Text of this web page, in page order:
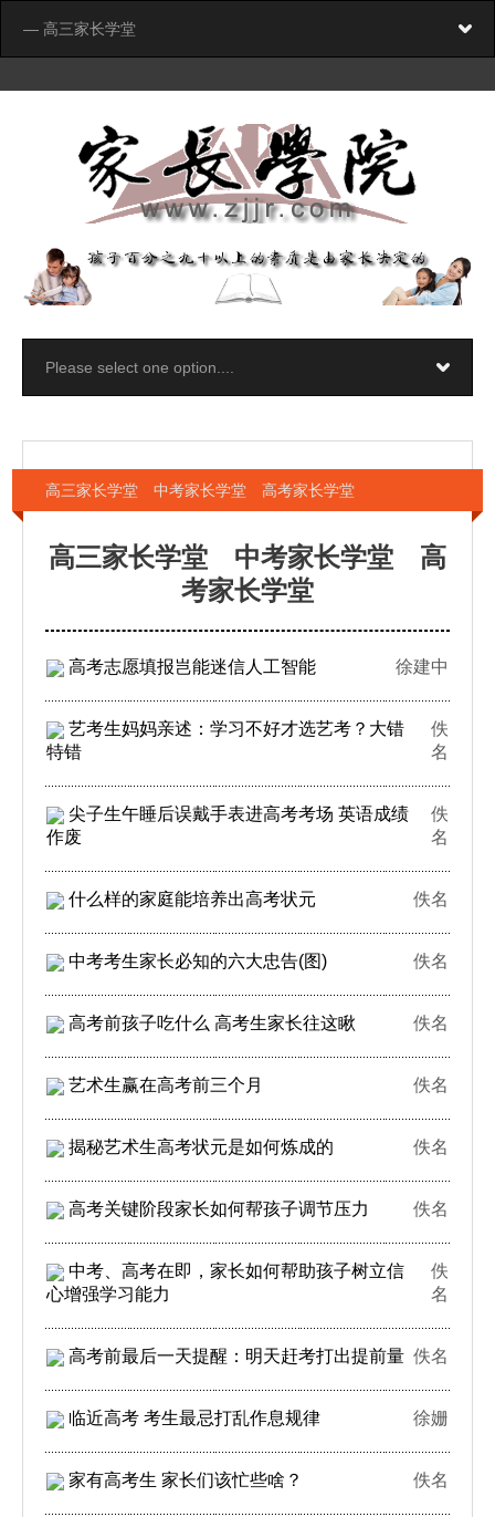
高三家长学堂 中考家长学堂 高考家长学堂
高三家长学堂 中考家长学堂 高
考家长学堂
高考志愿填报岂能迷信人工智能 徐建中
艺考生妈妈亲述：学习不好才选艺考？大错
特错
佚
名
尖子生午睡后误戴手表进高考考场 英语成绩
作废
佚
名
什么样的家庭能培养出高考状元 佚名
中考考生家长必知的六大忠告(图) 佚名
高考前孩子吃什么 高考生家长往这瞅 佚名
艺术生赢在高考前三个月 佚名
揭秘艺术生高考状元是如何炼成的 佚名
高考关键阶段家长如何帮孩子调节压力 佚名
中考、高考在即，家长如何帮助孩子树立信
心增强学习能力
佚
名
高考前最后一天提醒：明天赶考打出提前量 佚名
临近高考 考生最忌打乱作息规律 徐姗
家有高考生 家长们该忙些啥？ 佚名